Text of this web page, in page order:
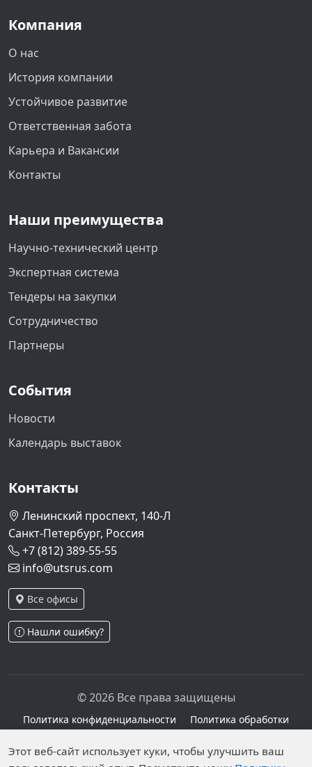
Компания
О нас
История компании
Устойчивое развитие
Ответственная забота
Карьера и Вакансии
Контакты
Наши преимущества
Научно-технический центр
Экспертная система
Тендеры на закупки
Сотрудничество
Партнеры
События
Новости
Календарь выставок
Контакты
Ленинский проспект, 140-Л
Санкт-Петербург, Россия
+7 (812) 389-55-55
info@utsrus.com
Все офисы
Нашли ошибку?
© 2026 Все права защищены
Политика конфиденциальности
Политика обработки
Персональные данные опубликованы на сайте при
Этот веб-сайт использует куки, чтобы улучшить ваш